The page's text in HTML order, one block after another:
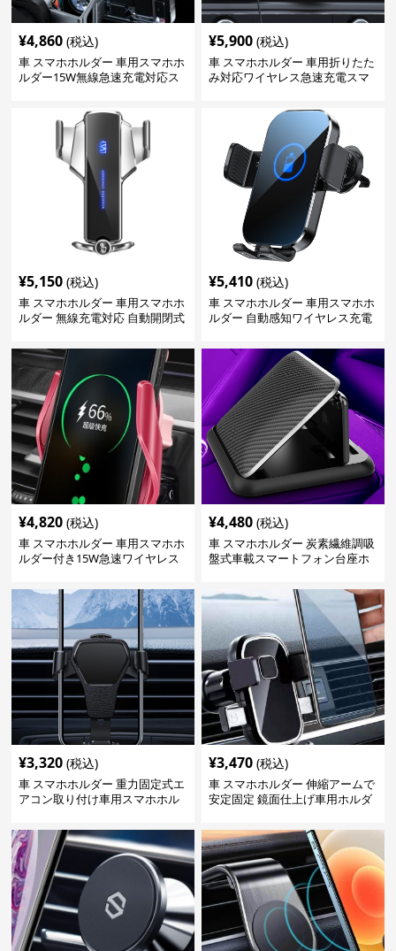
¥4,860 (税込)
車 スマホホルダー 車用スマホホ
ルダー15W無線急速充電対応ス
¥5,900 (税込)
車 スマホホルダー 車用折りたた
み対応ワイヤレス急速充電スマ
¥5,150 (税込)
車 スマホホルダー 車用スマホホ
ルダー 無線充電対応 自動開閉式
¥5,410 (税込)
車 スマホホルダー 車用スマホホ
ルダー 自動感知ワイヤレス充電
¥4,820 (税込)
車 スマホホルダー 車用スマホホ
ルダー付き15W急速ワイヤレス
¥4,480 (税込)
車 スマホホルダー 炭素繊維調吸
盤式車載スマートフォン台座ホ
¥3,320 (税込)
車 スマホホルダー 重力固定式エ
アコン取り付け車用スマホホル
¥3,470 (税込)
車 スマホホルダー 伸縮アームで
安定固定 鏡面仕上げ車用ホルダ